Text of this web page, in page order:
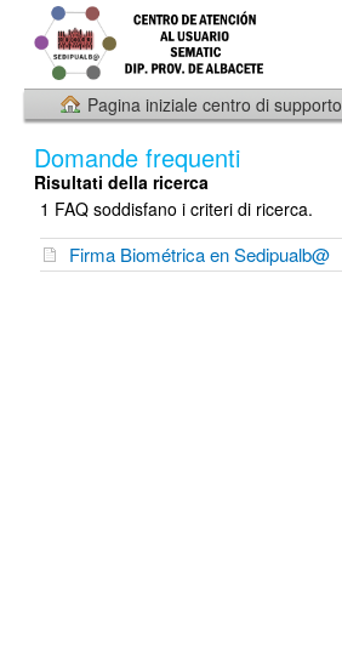
Pagina iniziale centro di supporto
Domande frequenti
Risultati della ricerca
1 FAQ soddisfano i criteri di ricerca.
Firma Biométrica en Sedipualb@